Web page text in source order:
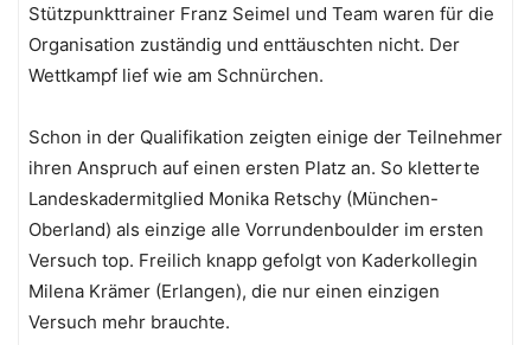
Stützpunkttrainer Franz Seimel und Team waren für die
Organisation zuständig und enttäuschten nicht. Der
Wettkampf lief wie am Schnürchen.
Schon in der Qualifikation zeigten einige der Teilnehmer
ihren Anspruch auf einen ersten Platz an. So kletterte
Landeskadermitglied Monika Retschy (München-
Oberland) als einzige alle Vorrundenboulder im ersten
Versuch top. Freilich knapp gefolgt von Kaderkollegin
Milena Krämer (Erlangen), die nur einen einzigen
Versuch mehr brauchte.